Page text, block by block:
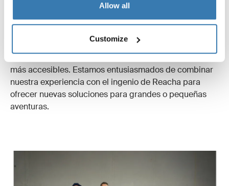
Allow all
Customize
En Thule, creemos en ayudar a las personas a llevar lo
que más les importa a donde sea que la vida los lleve.
complementan perfectamente nuestra misión al hacer
que los estilos de vida sostenibles y activos sean aún
más accesibles. Estamos entusiasmados de combinar
nuestra experiencia con el ingenio de Reacha para
ofrecer nuevas soluciones para grandes o pequeñas
aventuras.